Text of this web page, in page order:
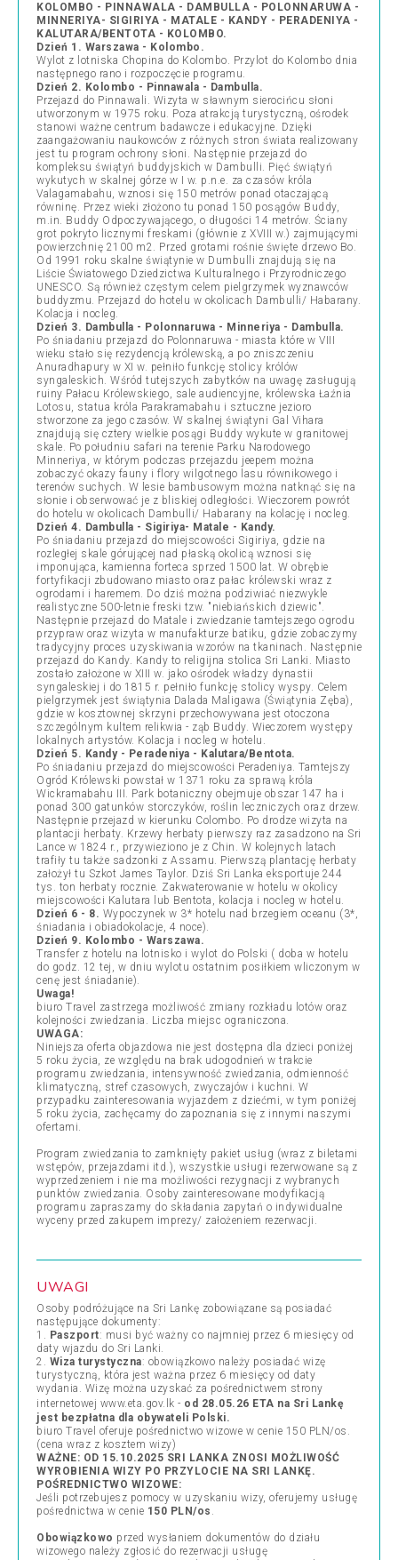
KOLOMBO - PINNAWALA - DAMBULLA - POLONNARUWA -
MINNERIYA- SIGIRIYA - MATALE - KANDY - PERADENIYA -
KALUTARA/BENTOTA - KOLOMBO.
Dzień 1. Warszawa - Kolombo.
Wylot z lotniska Chopina do Kolombo. Przylot do Kolombo dnia
następnego rano i rozpoczęcie programu.
Dzień 2. Kolombo - Pinnawala - Dambulla.
Przejazd do Pinnawali. Wizyta w sławnym sierocińcu słoni
utworzonym w 1975 roku. Poza atrakcją turystyczną, ośrodek
stanowi ważne centrum badawcze i edukacyjne. Dzięki
zaangażowaniu naukowców z różnych stron świata realizowany
jest tu program ochrony słoni. Następnie przejazd do
kompleksu świątyń buddyjskich w Dambulli. Pięć świątyń
wykutych w skalnej górze w I w. p.n.e. za czasów króla
Valagamabahu, wznosi się 150 metrów ponad otaczającą
równinę. Przez wieki złożono tu ponad 150 posągów Buddy,
m.in. Buddy Odpoczywającego, o długości 14 metrów. Ściany
grot pokryto licznymi freskami (głównie z XVIII w.) zajmującymi
powierzchnię 2100 m2. Przed grotami rośnie święte drzewo Bo.
Od 1991 roku skalne świątynie w Dumbulli znajdują się na
Liście Światowego Dziedzictwa Kulturalnego i Przyrodniczego
UNESCO. Są również częstym celem pielgrzymek wyznawców
buddyzmu. Przejazd do hotelu w okolicach Dambulli/ Habarany.
Kolacja i nocleg.
Dzień 3. Dambulla - Polonnaruwa - Minneriya - Dambulla.
Po śniadaniu przejazd do Polonnaruwa - miasta które w VIII
wieku stało się rezydencją królewską, a po zniszczeniu
Anuradhapury w XI w. pełniło funkcję stolicy królów
syngaleskich. Wśród tutejszych zabytków na uwagę zasługują
ruiny Pałacu Królewskiego, sale audiencyjne, królewska Łaźnia
Lotosu, statua króla Parakramabahu i sztuczne jezioro
stworzone za jego czasów. W skalnej świątyni Gal Vihara
znajdują się cztery wielkie posągi Buddy wykute w granitowej
skale. Po południu safari na terenie Parku Narodowego
Minneriya, w którym podczas przejazdu jeepem można
zobaczyć okazy fauny i flory wilgotnego lasu równikowego i
terenów suchych. W lesie bambusowym można natknąć się na
słonie i obserwować je z bliskiej odległości. Wieczorem powrót
do hotelu w okolicach Dambulli/ Habarany na kolację i nocleg.
Dzień 4. Dambulla - Sigiriya- Matale - Kandy.
Po śniadaniu przejazd do miejscowości Sigiriya, gdzie na
rozległej skale górującej nad płaską okolicą wznosi się
imponująca, kamienna forteca sprzed 1500 lat. W obrębie
fortyfikacji zbudowano miasto oraz pałac królewski wraz z
ogrodami i haremem. Do dziś można podziwiać niezwykle
realistyczne 500-letnie freski tzw. "niebiańskich dziewic".
Następnie przejazd do Matale i zwiedzanie tamtejszego ogrodu
przypraw oraz wizyta w manufakturze batiku, gdzie zobaczymy
tradycyjny proces uzyskiwania wzorów na tkaninach. Następnie
przejazd do Kandy. Kandy to religijna stolica Sri Lanki. Miasto
zostało założone w XIII w. jako ośrodek władzy dynastii
syngaleskiej i do 1815 r. pełniło funkcję stolicy wyspy. Celem
pielgrzymek jest świątynia Dalada Maligawa (Świątynia Zęba),
gdzie w kosztownej skrzyni przechowywana jest otoczona
szczególnym kultem relikwia - ząb Buddy. Wieczorem występy
lokalnych artystów. Kolacja i nocleg w hotelu.
Dzień 5. Kandy - Peradeniya - Kalutara/Bentota.
Po śniadaniu przejazd do miejscowości Peradeniya. Tamtejszy
Ogród Królewski powstał w 1371 roku za sprawą króla
Wickramabahu III. Park botaniczny obejmuje obszar 147 ha i
ponad 300 gatunków storczyków, roślin leczniczych oraz drzew.
Następnie przejazd w kierunku Colombo. Po drodze wizyta na
plantacji herbaty. Krzewy herbaty pierwszy raz zasadzono na Sri
Lance w 1824 r., przywieziono je z Chin. W kolejnych latach
trafiły tu także sadzonki z Assamu. Pierwszą plantację herbaty
założył tu Szkot James Taylor. Dziś Sri Lanka eksportuje 244
tys. ton herbaty rocznie. Zakwaterowanie w hotelu w okolicy
miejscowości Kalutara lub Bentota, kolacja i nocleg w hotelu.
Dzień 6 - 8. Wypoczynek w 3* hotelu nad brzegiem oceanu (3*,
śniadania i obiadokolacje, 4 noce).
Dzień 9. Kolombo - Warszawa.
Transfer z hotelu na lotnisko i wylot do Polski ( doba w hotelu
do godz. 12 tej, w dniu wylotu ostatnim posiłkiem wliczonym w
cenę jest śniadanie).
Uwaga!
biuro Travel zastrzega możliwość zmiany rozkładu lotów oraz
kolejności zwiedzania. Liczba miejsc ograniczona.
UWAGA:
Niniejsza oferta objazdowa nie jest dostępna dla dzieci poniżej
5 roku życia, ze względu na brak udogodnień w trakcie
programu zwiedzania, intensywność zwiedzania, odmienność
klimatyczną, stref czasowych, zwyczajów i kuchni. W
przypadku zainteresowania wyjazdem z dziećmi, w tym poniżej
5 roku życia, zachęcamy do zapoznania się z innymi naszymi
ofertami.
Program zwiedzania to zamknięty pakiet usług (wraz z biletami
wstępów, przejazdami itd.), wszystkie usługi rezerwowane są z
wyprzedzeniem i nie ma możliwości rezygnacji z wybranych
punktów zwiedzania. Osoby zainteresowane modyfikacją
programu zapraszamy do składania zapytań o indywidualne
wyceny przed zakupem imprezy/ założeniem rezerwacji.
UWAGI
Osoby podróżujące na Sri Lankę zobowiązane są posiadać
następujące dokumenty:
1. Paszport: musi być ważny co najmniej przez 6 miesięcy od
daty wjazdu do Sri Lanki.
2. Wiza turystyczna: obowiązkowo należy posiadać wizę
turystyczną, która jest ważna przez 6 miesięcy od daty
wydania. Wizę można uzyskać za pośrednictwem strony
internetowej www.eta.gov.lk - od 28.05.26 ETA na Sri Lankę
jest bezpłatna dla obywateli Polski.
biuro Travel oferuje pośrednictwo wizowe w cenie 150 PLN/os.
(cena wraz z kosztem wizy)
WAŻNE: OD 15.10.2025 SRI LANKA ZNOSI MOŻLIWOŚĆ
WYROBIENIA WIZY PO PRZYLOCIE NA SRI LANKĘ.
POŚREDNICTWO WIZOWE:
Jeśli potrzebujesz pomocy w uzyskaniu wizy, oferujemy usługę
pośrednictwa w cenie 150 PLN/os .
Obowiązkowo przed wysłaniem dokumentów do działu
wizowego należy zgłosić do rezerwacji usługę